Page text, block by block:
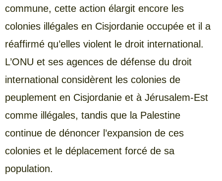
commune, cette action élargit encore les
colonies illégales en Cisjordanie occupée et il a
réaffirmé qu’elles violent le droit international.
L’ONU et ses agences de défense du droit
international considèrent les colonies de
peuplement en Cisjordanie et à Jérusalem-Est
comme illégales, tandis que la Palestine
continue de dénoncer l’expansion de ces
colonies et le déplacement forcé de sa
population.